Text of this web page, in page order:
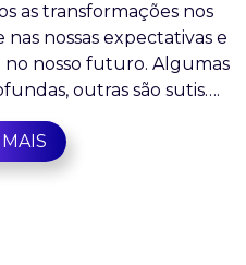
as transformações nos
nossas expectativas e
nosso futuro. Algumas
outras são sutis….